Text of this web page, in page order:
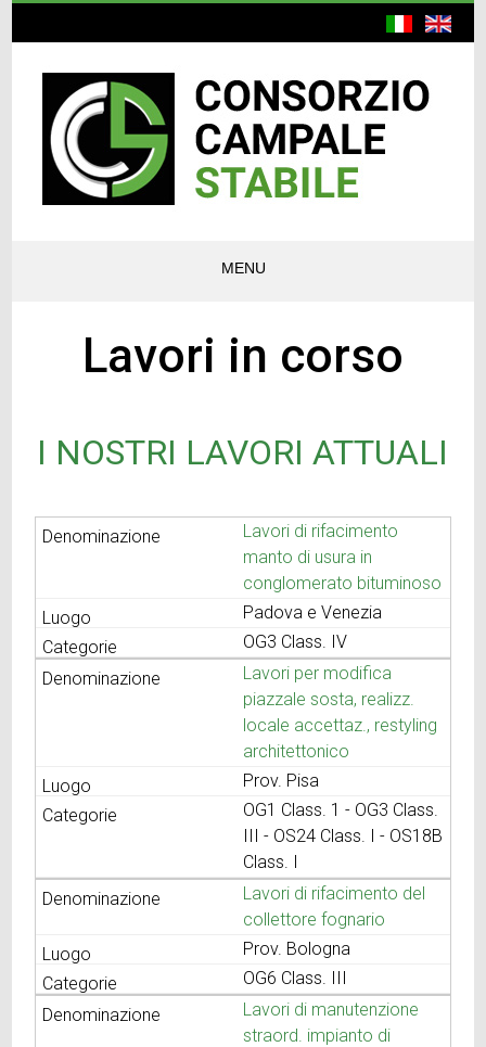
MENU
Lavori in corso
I NOSTRI LAVORI ATTUALI
Lavori di rifacimento
manto di usura in
conglomerato bituminoso
Padova e Venezia
OG3 Class. IV
Lavori per modifica
piazzale sosta, realizz.
locale accettaz., restyling
architettonico
Prov. Pisa
OG1 Class. 1 - OG3 Class.
III - OS24 Class. I - OS18B
Class. I
Lavori di rifacimento del
collettore fognario
Prov. Bologna
OG6 Class. III
Lavori di manutenzione
straord. impianto di